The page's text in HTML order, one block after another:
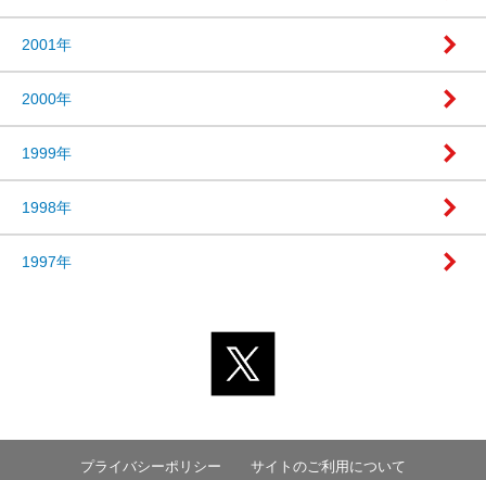
2001年
2000年
1999年
1998年
1997年
プライバシーポリシー サイトのご利用について